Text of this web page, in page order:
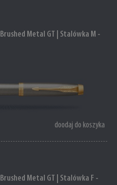
Metal GT | Stalówka M -
doodaj do koszyka
Metal GT | Stalówka F -